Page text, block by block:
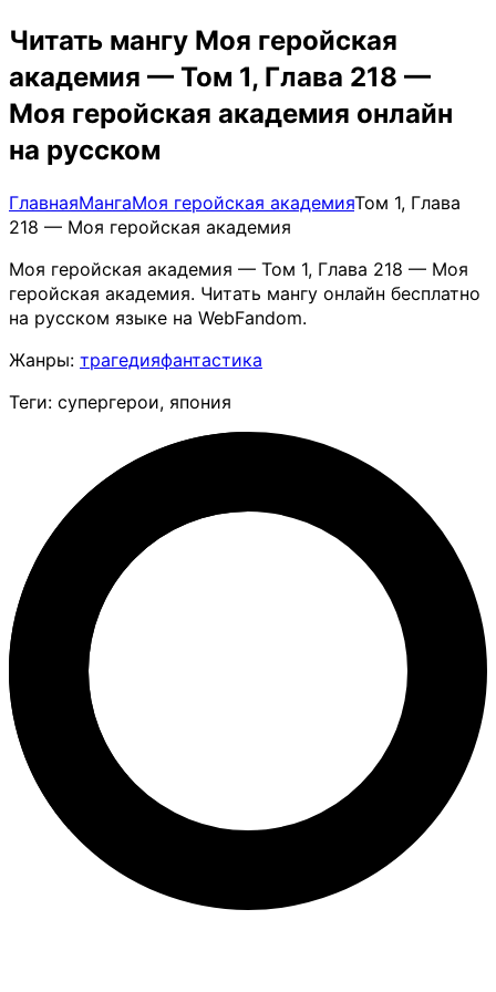
Читать мангу Моя геройская
академия — Том 1, Глава 218 —
Моя геройская академия онлайн
на русском
ГлавнаяМангаМоя геройская академияТом 1, Глава
218 — Моя геройская академия
Моя геройская академия — Том 1, Глава 218 — Моя
геройская академия. Читать мангу онлайн бесплатно
на русском языке на WebFandom.
Жанры: трагедияфантастика
Теги: супергерои, япония